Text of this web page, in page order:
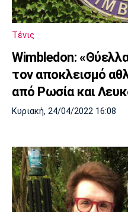
Cine Spot
Running
Media
Παρασκήνιο
Μάντσεστερ
Τένις
Wimbledon:
τον αποκλεισμό
από Ρωσία και
Κυριακή, 24/04/2022 16:08